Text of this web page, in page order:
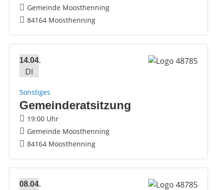
Gemeinde Moosthenning
84164 Moosthenning
14.04.
DI
Sonstiges
Gemeinderatsitzung
19:00 Uhr
Gemeinde Moosthenning
84164 Moosthenning
08.04.